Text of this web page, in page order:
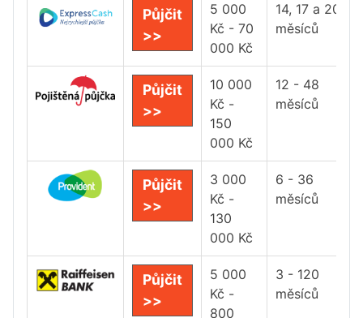
Půjčit
>>
5 000
Kč - 70
000 Kč
14, 17 a 20
měsíců
Půjčit
>>
10 000
Kč -
150
000 Kč
12 - 48
měsíců
Půjčit
>>
3 000
Kč -
130
000 Kč
6 - 36
měsíců
Půjčit
>>
5 000
Kč -
800
3 - 120
měsíců